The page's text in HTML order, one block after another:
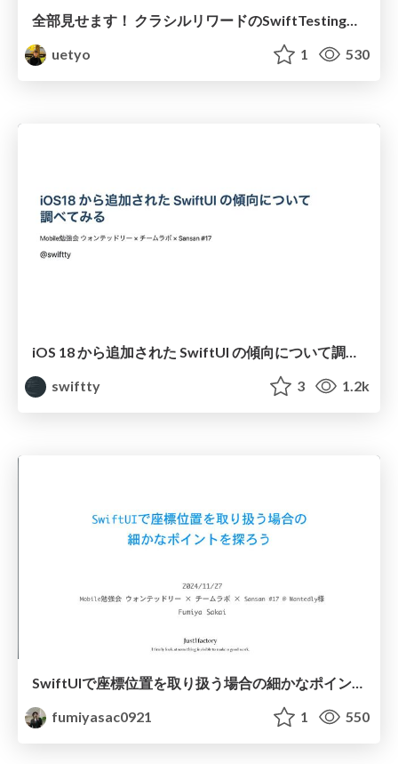
全部見せます！ クラシルリワードのSwiftTesting移行プロジェクト
uetyo
1 530
swiftty
3 1.2k
SwiftUIで座標位置を取り扱う場合の細かなポイントを探ろう
fumiyasac0921
1 550